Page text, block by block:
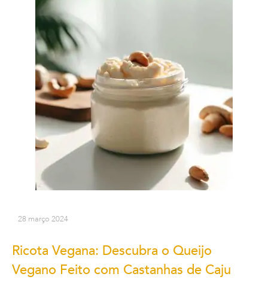
28 março 2024
Ricota Vegana: Descubra o Queijo
Vegano Feito com Castanhas de Caju